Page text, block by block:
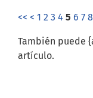
<< < 1 2 3 4 5 6 7 8
También puede
artículo.